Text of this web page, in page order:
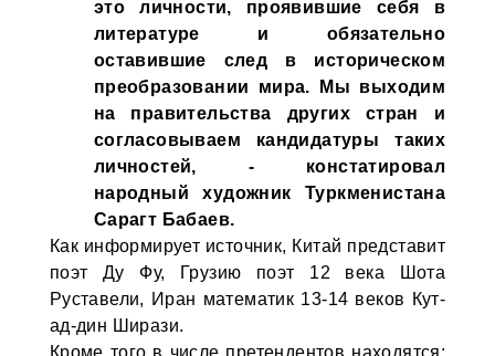
это личности, проявившие себя в
литературе и обязательно
оставившие след в историческом
преобразовании мира. Мы выходим
на правительства других стран и
согласовываем кандидатуры таких
личностей, - констатировал
народный художник Туркменистана
Сарагт Бабаев.
Как информирует источник, Китай представит
поэт Ду Фу, Грузию поэт 12 века Шота
Руставели, Иран математик 13-14 веков Кут-
ад-дин Ширази.
Кроме того в числе претендентов находятся: